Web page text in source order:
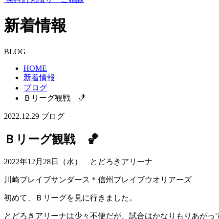
新着情報
BLOG
HOME
新着情報
ブログ
Ｂリーグ観戦 🏀
2022.12.29 ブログ
Ｂリーグ観戦 🏀
2022年12月28日（水） とどろきアリーナ
川崎ブレイブサンダース＊信州ブレイブウオリアーズ
初めて、Ｂリーグを見に行きました。
とどろきアリーナは少々不便だが、試合はかなりもりあがっ